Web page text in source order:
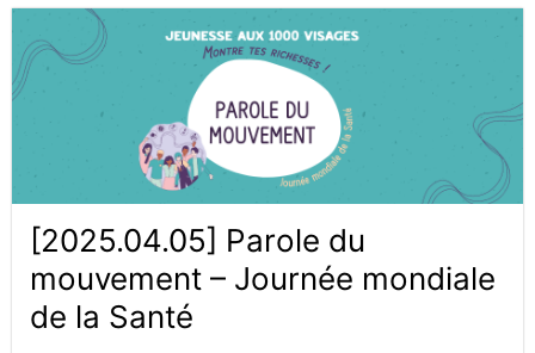
[2025.04.05] Parole du
mouvement – Journée mondiale
de la Santé